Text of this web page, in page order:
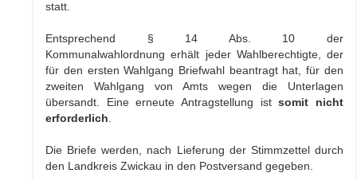
statt.
Entsprechend § 14 Abs. 10 der
Kommunalwahlordnung erhält jeder Wahlberechtigte, der
für den ersten Wahlgang Briefwahl beantragt hat, für den
zweiten Wahlgang von Amts wegen die Unterlagen
übersandt. Eine erneute Antragstellung istsomit nicht
erforderlich
Die Briefe werden, nach Lieferung der Stimmzettel durch
den Landkreis Zwickau in den Postversand gegeben.